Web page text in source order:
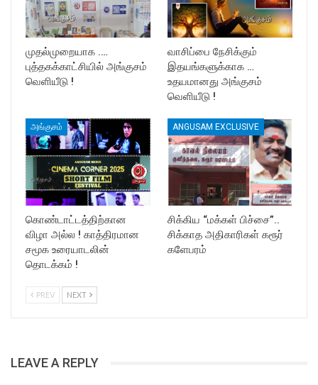
முதல்முறையாக .…
புத்தகக்காட்சியில் அங்குசம்
வெளியீடு !
வாசிப்பை நேசிக்கும்
இதயங்களுக்காக …
உதயமானது அங்குசம்
வெளியீடு !
அங்குசம்
கொண்டாட்டத்திற்கான
விழா அல்ல ! காத்திரமான
சமூக உரையாடலின்
தொடக்கம் !
ANGUSAM EXCLUSIVE
சிக்கிய “மக்கள் பிச்சை”..
சிக்காத அதிகாரிகள் கரூர்
களேபரம்
PREV NEXT
LEAVE A REPLY